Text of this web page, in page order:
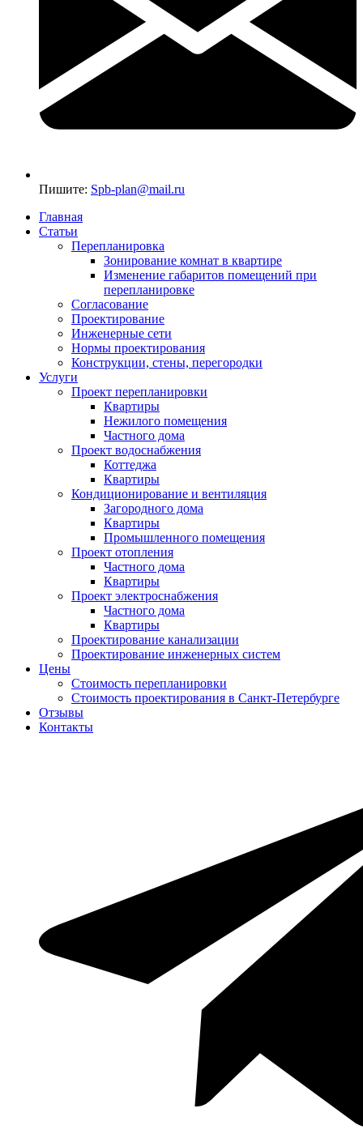
Пишите: Spb-plan@mail.ru
Главная
Статьи
Перепланировка
Зонирование комнат в квартире
Изменение габаритов помещений при
перепланировке
Согласование
Проектирование
Инженерные сети
Нормы проектирования
Конструкции, стены, перегородки
Услуги
Проект перепланировки
Квартиры
Нежилого помещения
Частного дома
Проект водоснабжения
Коттеджа
Квартиры
Кондиционирование и вентиляция
Загородного дома
Квартиры
Промышленного помещения
Проект отопления
Частного дома
Квартиры
Проект электроснабжения
Частного дома
Квартиры
Проектирование канализации
Проектирование инженерных систем
Цены
Стоимость перепланировки
Стоимость проектирования в Санкт-Петербурге
Отзывы
Контакты